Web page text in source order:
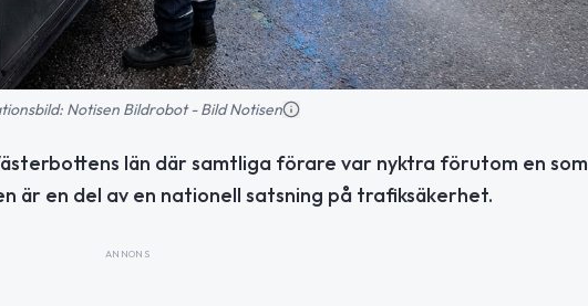
Notisen Bildrobot - Bild Notisen
län där samtliga förare var nyktra förutom en som
är en del av en nationell satsning på trafiksäkerhet.
ANNONS